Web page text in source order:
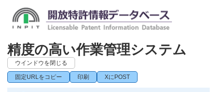
精度の高い作業管理システム
ウインドウを閉じる
固定URLをコピー 印刷 XにPOST